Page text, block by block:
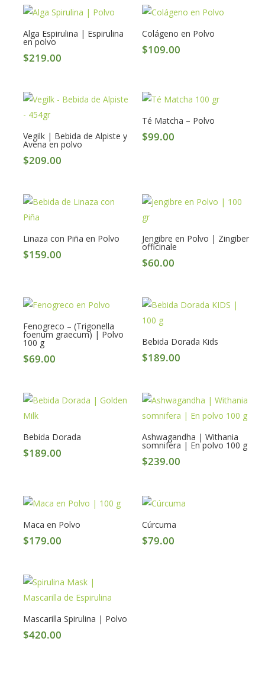
Alga Espirulina | Espirulina
en polvo
$219.00
Colágeno en Polvo
$109.00
Vegilk | Bebida de Alpiste y
Avena en polvo
$209.00
Té Matcha – Polvo
$99.00
Linaza con Piña en Polvo
$159.00
Jengibre en Polvo | Zingiber
officinale
$60.00
Fenogreco – (Trigonella
foenum graecum) | Polvo
100 g
$69.00
Bebida Dorada Kids
$189.00
Bebida Dorada
$189.00
Ashwagandha | Withania
somnifera | En polvo 100 g
$239.00
Maca en Polvo
$179.00
Cúrcuma
$79.00
Mascarilla Spirulina | Polvo
$420.00